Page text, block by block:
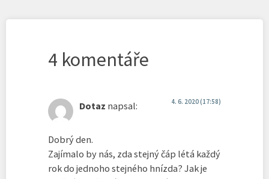
4 komentáře
Dotaz napsal: 4. 6. 2020 (17:58)
Dobrý den.
Zajímalo by nás, zda stejný čáp létá každý
rok do jednoho stejného hnízda? Jak je